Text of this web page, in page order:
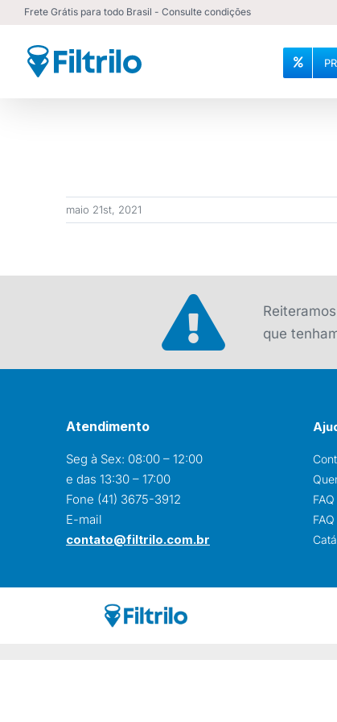
conteúdo
Frete Grátis para todo Brasil - Consulte condições
maio 21st, 2021
que
Atendimento
Seg à Sex: 08:00 – 12:00
e das 13:30 – 17:00
Fone (41) 3675-3912
E-mail
contato@filtrilo.com.br